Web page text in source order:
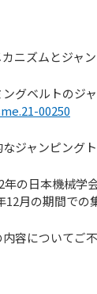
ニズムとジャ
グベルトのジ
00250
ジャンピング
の日本機械学
12月の期間での
容についてご